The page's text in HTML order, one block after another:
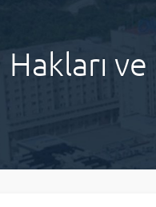
Hakları